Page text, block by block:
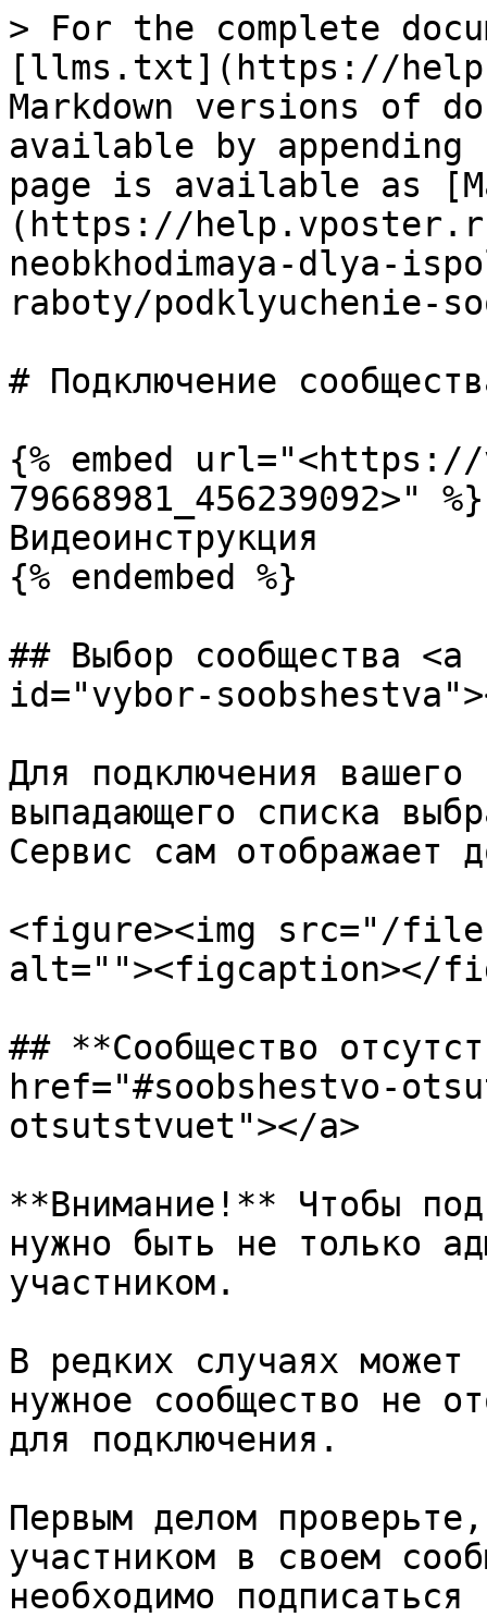
> For the complete
[llms.txt](https://
Markdown versions of
available by
page is available as
(https://
neobkhodimaya-dlya-
raboty/podklyuchenie-
# Подключение
{% embed
79668981_456239092>" %}
Видеоинструкция
{% endembed %}
## Выбор сообщества
id="vybor-
Для подключения вашего
выпадающего списка
Сервис сам отображает
<figure><img src="/files/
alt=""><figcaption></
## **Сообщество
href="#soobshestvo-
otsutstvuet"></a>
**Внимание!** Чтобы
нужно быть не только
участником.
В редких случаях может
нужное сообщество не
для подключения.
Первым делом
участником в своем
необходимо